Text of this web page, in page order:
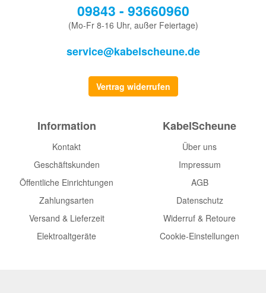
09843 - 93660960
(Mo-Fr 8-16 Uhr, außer Feiertage)
service@kabelscheune.de
Vertrag widerrufen
Information
Kontakt
Geschäftskunden
Öffentliche Einrichtungen
Zahlungsarten
Versand & Lieferzeit
Elektroaltgeräte
KabelScheune
Über uns
Impressum
AGB
Datenschutz
Widerruf & Retoure
Cookie-Einstellungen